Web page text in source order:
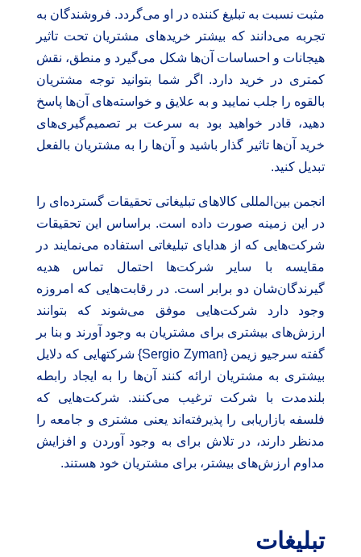
مثبت نسبت به تبلیغ کننده در او می‌گردد. فروشندگان به
تجربه می‌دانند که بیشتر خریدهای مشتریان تحت تاثیر
هیجانات و احساسات آن‌ها شکل می‌گیرد و منطق، نقش
کمتری در خرید دارد. اگر شما بتوانید توجه مشتریان
بالقوه را جلب نمایید و به علایق و خواسته‌های آن‌ها پاسخ
دهید، قادر خواهید بود به سرعت بر تصمیم‌گیری‌های
خرید آن‌ها تاثیر گذار باشید و آن‌ها را به مشتریان بالفعل
تبدیل کنید.
انجمن بین‌المللی کالاهای تبلیغاتی تحقیقات گسترده‌ای را
در این زمینه صورت داده است. براساس این تحقیقات
شرکت‌هایی که از هدایای تبلیغاتی استفاده می‌نمایند در
مقایسه با سایر شرکت‌ها احتمال تماس هدیه
گیرندگان‌شان دو برابر است. در رقابت‌هایی که امروزه
وجود دارد شرکت‌هایی موفق می‌شوند که بتوانند
ارزش‌های بیشتری برای مشتریان به وجود آورند و بنا بر
گفته سرجیو زیمن {Sergio Zyman} شرکتهایی که دلایل
بیشتری به مشتریان ارائه کنند آن‌ها را به ایجاد رابطه
بلندمدت با شرکت ترغیب می‌کنند. شرکت‌هایی که
فلسفه بازاریابی را پذیرفته‌اند یعنی مشتری و جامعه را
مدنظر دارند، در تلاش برای به وجود آوردن و افزایش
مداوم ارزش‌های بیشتر، برای مشتریان خود هستند.
تبلیغات